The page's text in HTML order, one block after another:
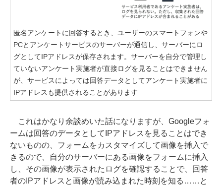
匿名アンケートに回答するとき、ユーザーのスマートフォンや
PCとアンケートサービスのサーバーが通信し、サーバーにロ
グとしてIPアドレスが保存されます。サーバーを自分で管理し
ていないアンケート実施者が直接ログを見ることはできません
が、サービスによっては回答データとしてアンケート実施者に
IPアドレスも提供されることがあります
これはかなり余談めいた話になりますが、Googleフォ
ームは回答のデータとしてIPアドレスを見ることはでき
ないものの、フォームをカスタマイズして画像を挿入で
きるので、自分のサーバーにある画像をフォームに挿入
し、その画像が表示されたログを確認することで、回答
者のIPアドレスと画像が読み込まれた時刻を知る……と